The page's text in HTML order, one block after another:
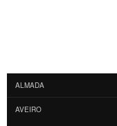
ALMADA
AVEIRO